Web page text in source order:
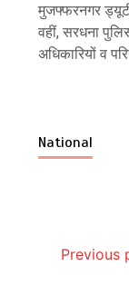
मुजफ्फरनगर
वहीं, सरधना
अधिकारियों व
National
Previous